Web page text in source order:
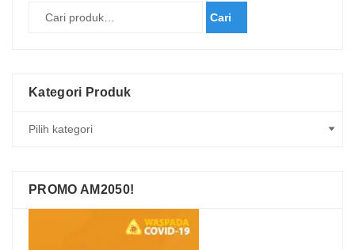
Cari
Kategori Produk
PROMO AM2050!